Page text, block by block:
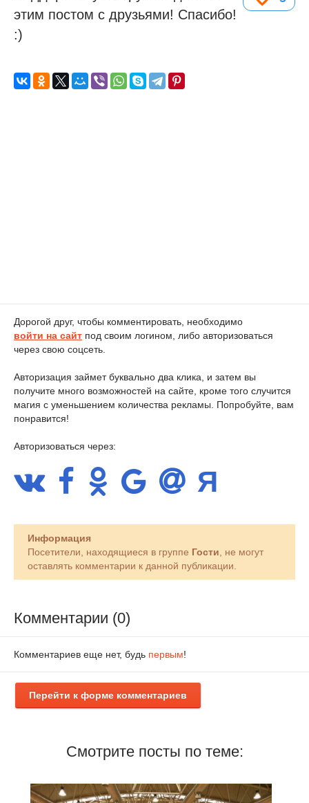
этим постом с друзьями! Спасибо!
:)
Дорогой друг, чтобы комментировать, необходимо
войти на сайт под своим логином, либо авторизоваться
через свою соцсеть.
Авторизация займет буквально два клика, и затем вы
получите много возможностей на сайте, кроме того случится
магия с уменьшением количества рекламы. Попробуйте, вам
понравится!
Авторизоваться через:
Информация
Посетители, находящиеся в группе Гости , не могут
оставлять комментарии к данной публикации.
Комментарии (0)
Комментариев еще нет, будь первым!
Перейти к форме комментариев
Смотрите посты по теме: